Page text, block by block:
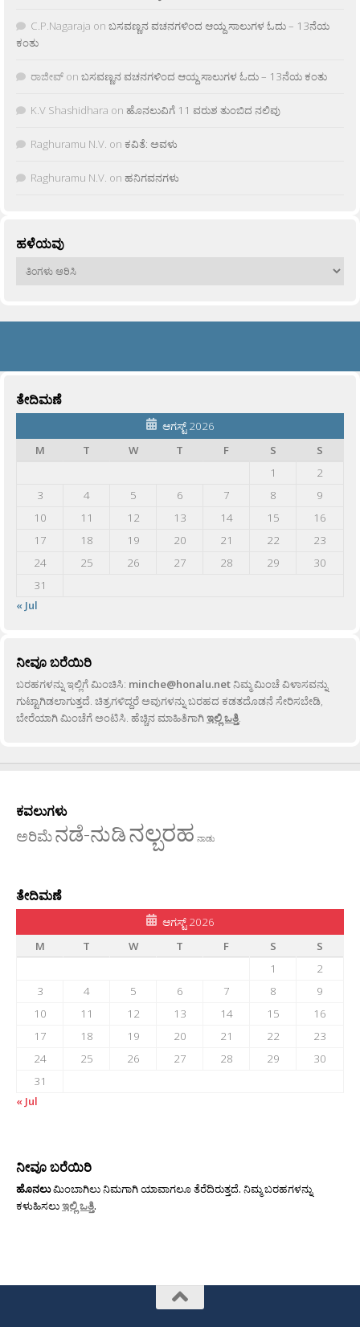
C.P.Nagaraja on ಬಸವಣ್ಣನ ವಚನಗಳಿಂದ ಆಯ್ದ ಸಾಲುಗಳ ಓದು – 13ನೆಯ
ಕಂತು
ರಾಜೀವ್ on ಬಸವಣ್ಣನ ವಚನಗಳಿಂದ ಆಯ್ದ ಸಾಲುಗಳ ಓದು – 13ನೆಯ ಕಂತು
K.V Shashidhara on ಹೊನಲುವಿಗೆ 11 ವರುಶ ತುಂಬಿದ ನಲಿವು
Raghuramu N.V. on ಕವಿತೆ: ಅವಳು
Raghuramu N.V. on ಹನಿಗವನಗಳು
ಹಳೆಯವು
ಹಳೆಯವು
ತೇದಿಮಣೆ
ಆಗಸ್ಟ್ 2026
M
T W T F S
S
1
2
3
4 5 6 7 8
9
10
11 12 13 14 15
16
17
18 19 20 21 22
23
24
25 26 27 28 29
30
31
« Jul
ನೀವೂ ಬರೆಯಿರಿ
ಬರಹಗಳನ್ನು ಇಲ್ಲಿಗೆ ಮಿಂಚಿಸಿ: minche@honalu.netನಿಮ್ಮ ಮಿಂಚೆ ವಿಳಾಸವನ್ನು
ಗುಟ್ಟಾಗಿಡಲಾಗುತ್ತದೆ. ಚಿತ್ರಗಳಿದ್ದರೆ ಅವುಗಳನ್ನು ಬರಹದ ಕಡತದೊಡನೆ ಸೇರಿಸಬೇಡಿ,
ಬೇರೆಯಾಗಿ ಮಿಂಚೆಗೆ ಅಂಟಿಸಿ. ಹೆಚ್ಚಿನ ಮಾಹಿತಿಗಾಗಿಇಲ್ಲಿ ಒತ್ತಿ.
ಕವಲುಗಳು
ಅರಿಮೆನಡೆ-ನುಡಿನಲ್ಬರಹ ನಾಡು
ತೇದಿಮಣೆ
ಆಗಸ್ಟ್ 2026
M
T W T F S
S
1
2
3
4 5 6 7 8
9
10
11 12 13 14 15
16
17
18 19 20 21 22
23
24
25 26 27 28 29
30
31
« Jul
ನೀವೂ ಬರೆಯಿರಿ
ಹೊನಲುಮಿಂಬಾಗಿಲು ನಿಮಗಾಗಿ ಯಾವಾಗಲೂ ತೆರೆದಿರುತ್ತದೆ. ನಿಮ್ಮ ಬರಹಗಳನ್ನು
ಕಳುಹಿಸಲುಇಲ್ಲಿ ಒತ್ತಿ.